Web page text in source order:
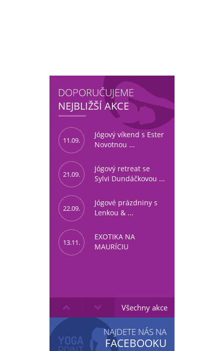
DOPORUČUJEME
NEJBLIŽŠÍ AKCE
11.09.
Jógový víkend s Ester
Novotnou ...
21.09.
Jógový retreat se
Sylvi Dundáčkovou ...
22.09.
Jógové prázdniny s
Lenkou & ...
13.11.
EXOTIKA NA
MAURÍCIU
Všechny akce
NAJDETE NÁS NA
FACEBOOKU